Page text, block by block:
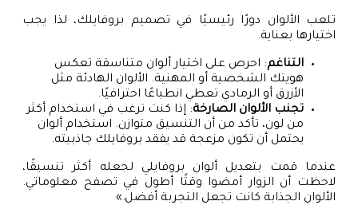
تلعب الألوان دورًا رئيسيًا في تصميم بروفايلك، لذا يجب
اختيارها بعناية.
التناغم: احرص على اختيار ألوان متناسقة تعكس
هويتك الشخصية أو المهنية. الألوان الهادئة مثل
الأزرق أو الرمادي تعطي انطباعًا احترافيًا.
تجنب الألوان الصارخة: إذا كنت ترغب في استخدام أكثر
من لون، تأكد من أن التنسيق متوازن. استخدام ألوان
يحتمل أن تكون مزعجة قد يفقد بروفايلك جاذبيته.
عندما قمت بتعديل ألوان بروفايلي لجعله أكثر تنسيقًا،
لاحظت أن الزوار أمضوا وقتًا أطول في تصفح معلوماتي.
الألوان الجذابة كانت تجعل التجربة أفضل.»